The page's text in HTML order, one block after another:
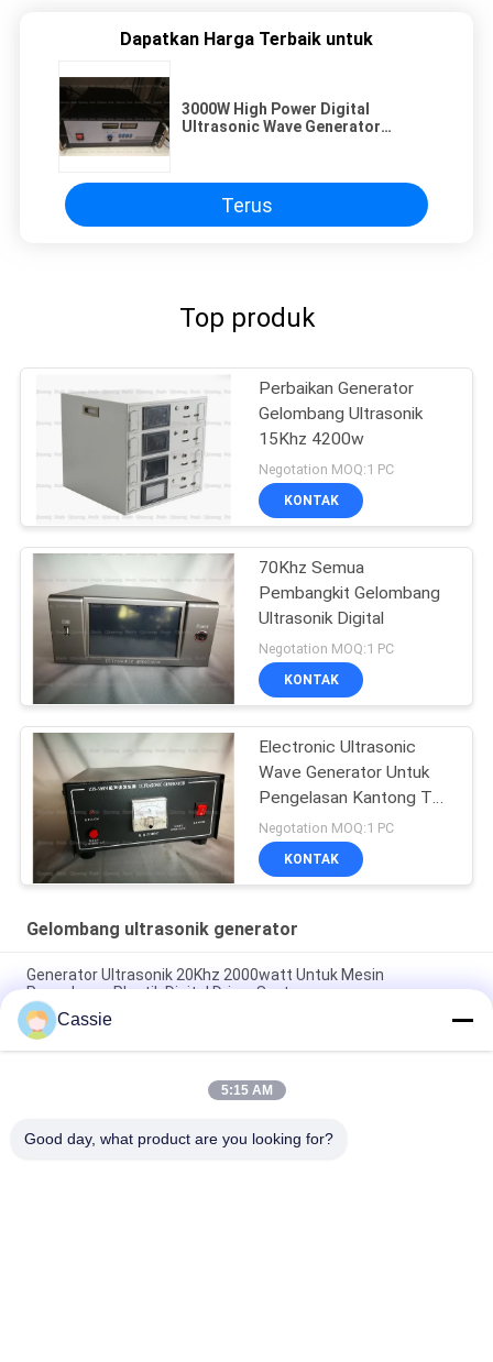
Dapatkan Harga Terbaik untuk
3000W High Power Digital
Ultrasonic Wave Generator
Terus
Top produk
Perbaikan Generator
Gelombang Ultrasonik
15Khz 4200w
Negotation MOQ:1 PC
KONTAK
70Khz Semua
Pembangkit Gelombang
Ultrasonik Digital
Negotation MOQ:1 PC
KONTAK
Electronic Ultrasonic
Wave Generator Untuk
Pengelasan Kantong Teh
Celup
Negotation MOQ:1 PC
KONTAK
Gelombang ultrasonik generator
Generator Ultrasonik 20Khz 2000watt Untuk Mesin
Pengelasan Plastik Digital Driver System
Ultrasonic Handheld Power Supply Sistem Mengemudi Digital
Untuk Pemotong 40Khz
Generator Frekuensi Ultrasonik yang Dapat Dikonfigurasi
Cassie
5:15 AM
Good day, what product are you looking for?